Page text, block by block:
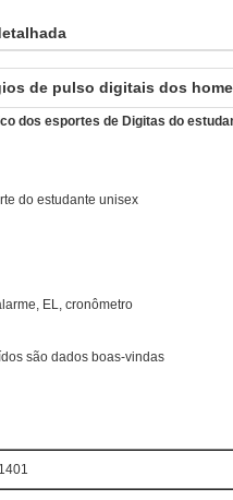
de pulso digitais dos
dos esportes de Digitas do
do estudante unisex
EL, cronômetro
são dados boas-vindas